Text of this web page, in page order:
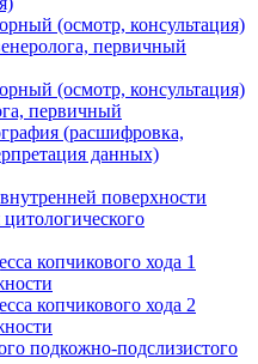
(осмотр, консультация)
первичный
(осмотр, консультация)
первичный
(расшифровка,
данных)
поверхности
копчикового хода 1
копчикового хода 2
подкожно-подслизистого